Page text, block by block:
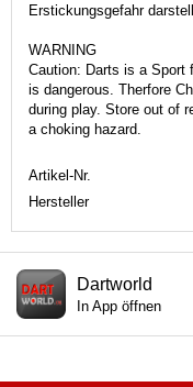
Erstickungsgefahr
WARNING
Caution: Darts is a Sport
is dangerous. Therfore
during play. Store out of
a choking hazard.
Artikel-Nr.
Hersteller
Dartworld
In App öffnen